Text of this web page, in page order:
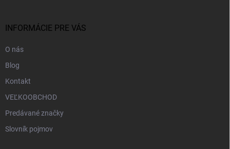
INFORMÁCIE PRE VÁS
O nás
Blog
Kontakt
VEĽKOOBCHOD
Predávané značky
Slovník pojmov